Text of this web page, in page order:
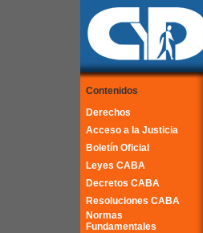
Contenidos
Derechos
Acceso a la Justicia
Boletín Oficial
Leyes CABA
Decretos CABA
Resoluciones CABA
Normas
Fundamentales